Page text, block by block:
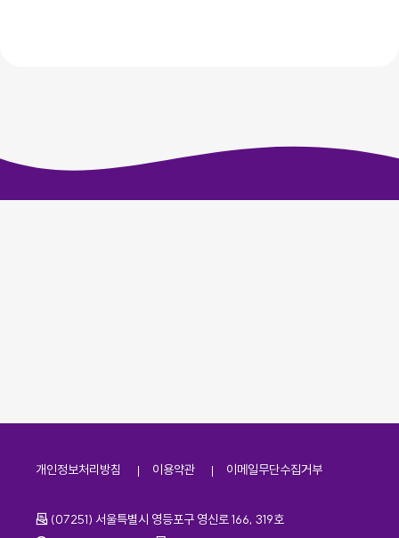
개인정보처리방침 이용약관 이메일무단수집거부
주소
(07251) 서울특별시 영등포구 영신로 166, 319호